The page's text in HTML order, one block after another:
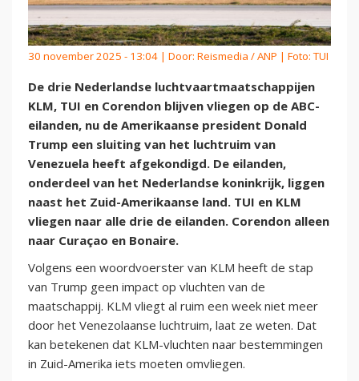
30 november 2025 - 13:04 | Door: Reismedia / ANP | Foto: TUI
De drie Nederlandse luchtvaartmaatschappijen
KLM, TUI en Corendon blijven vliegen op de ABC-
eilanden, nu de Amerikaanse president Donald
Trump een sluiting van het luchtruim van
Venezuela heeft afgekondigd. De eilanden,
onderdeel van het Nederlandse koninkrijk, liggen
naast het Zuid-Amerikaanse land. TUI en KLM
vliegen naar alle drie de eilanden. Corendon alleen
naar Curaçao en Bonaire.
Volgens een woordvoerster van KLM heeft de stap
van Trump geen impact op vluchten van de
maatschappij. KLM vliegt al ruim een week niet meer
door het Venezolaanse luchtruim, laat ze weten. Dat
kan betekenen dat KLM-vluchten naar bestemmingen
in Zuid-Amerika iets moeten omvliegen.